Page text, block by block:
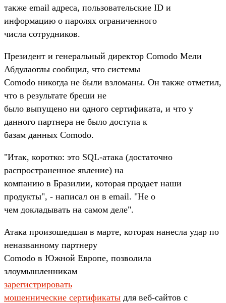
также email адреса, пользовательские ID и
информацию о паролях ограниченного
числа сотрудников.
Президент и генеральный директор Comodo Мели
Абдулаоглы сообщил, что системы
Comodo никогда не были взломаны. Он также отметил,
что в результате бреши не
было выпущено ни одного сертификата, и что у
данного партнера не было доступа к
базам данных Comodo.
"Итак, коротко: это SQL-атака (достаточно
распространенное явление) на
компанию в Бразилии, которая продает наши
продукты", - написал он в email. "Не о
чем докладывать на самом деле".
Атака произошедшая в марте, которая нанесла удар по
неназванному партнеру
Comodo в Южной Европе, позволила
злоумышленникам
зарегистрировать
мошеннические сертификаты для веб-сайтов с